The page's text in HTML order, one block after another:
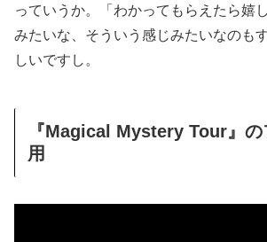
っていうか。「わかってもらえたら嬉
みたいな、そういう感じみたいなのも
しいですし。
『Magical Mystery Tour』の
用